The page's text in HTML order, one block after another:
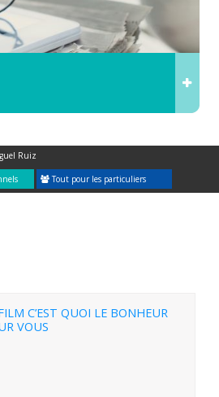
Ruiz
Tout pour les particuliers
C’EST QUOI LE BONHEUR
VOUS